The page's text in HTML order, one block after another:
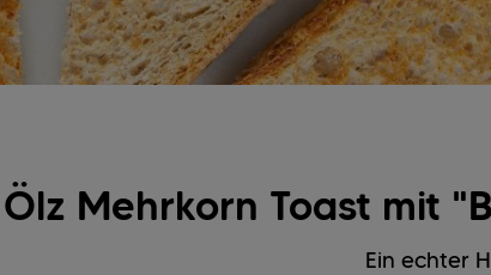
Ölz Mehrkorn Toast mit
Ein echter